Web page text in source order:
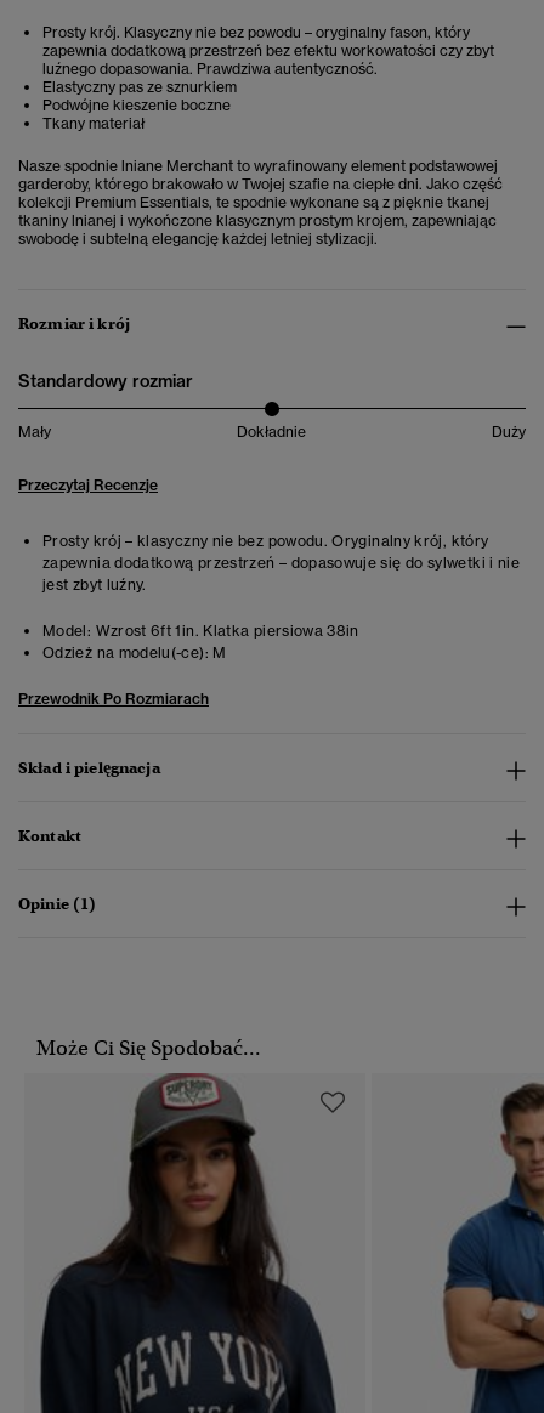
Prosty krój. Klasyczny nie bez powodu – oryginalny fason, który
zapewnia dodatkową przestrzeń bez efektu workowatości czy zbyt
luźnego dopasowania. Prawdziwa autentyczność.
Elastyczny pas ze sznurkiem
Podwójne kieszenie boczne
Tkany materiał
Nasze spodnie lniane Merchant to wyrafinowany element podstawowej
garderoby, którego brakowało w Twojej szafie na ciepłe dni. Jako część
kolekcji Premium Essentials, te spodnie wykonane są z pięknie tkanej
tkaniny lnianej i wykończone klasycznym prostym krojem, zapewniając
swobodę i subtelną elegancję każdej letniej stylizacji.
Rozmiar i krój
Standardowy rozmiar
Mały Dokładnie Duży
Przeczytaj Recenzje
Prosty krój – klasyczny nie bez powodu. Oryginalny krój, który
zapewnia dodatkową przestrzeń – dopasowuje się do sylwetki i nie
jest zbyt luźny.
Model: Wzrost 6ft 1in. Klatka piersiowa 38in
Odzież na modelu(-ce): M
Przewodnik Po Rozmiarach
Skład i pielęgnacja
Kontakt
Opinie (1)
Może Ci Się Spodobać...